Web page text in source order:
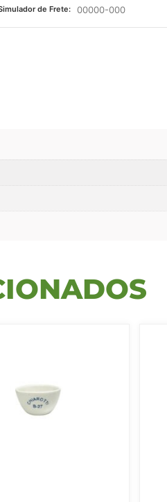
de Frete: